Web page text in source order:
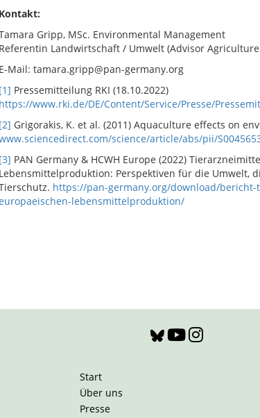
Kontakt:
Gripp, MSc. Environmental Management
Referentin Landwirtschaft / Umwelt (Advisor
E-Mail: tamara.gripp@pan-germany.org
[1] Pressemitteilung RKI (18.10.2022)
https://www.rki.de/DE/Content/Service/Presse/
[2] Grigorakis, K. et al. (2011) Aquaculture effects on
science/article/abs/pii/
[3] PAN Germany & HCWH Europe (2022)
Lebensmittelproduktion: Perspektiven für die Umwelt,
https://pan-germany.org/download/
lebensmittelproduktion/
Start
Über uns
Presse